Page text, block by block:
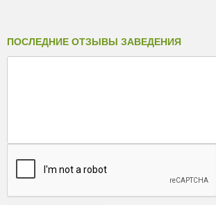
ПОСЛЕДНИЕ ОТЗЫВЫ ЗАВЕДЕНИЯ